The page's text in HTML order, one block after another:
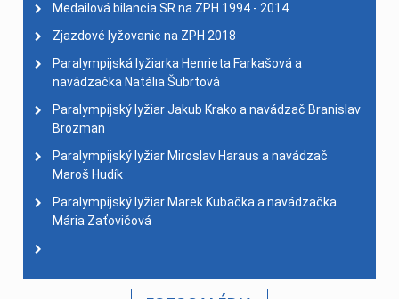
Medailová bilancia SR na ZPH 1994 - 2014
Zjazdové lyžovanie na ZPH 2018
Paralympijská lyžiarka Henrieta Farkašová a
navádzačka Natália Šubrtová
Paralympijský lyžiar Jakub Krako a navádzač Branislav
Brozman
Paralympijský lyžiar Miroslav Haraus a navádzač
Maroš Hudík
Paralympijský lyžiar Marek Kubačka a navádzačka
Mária Zaťovičová